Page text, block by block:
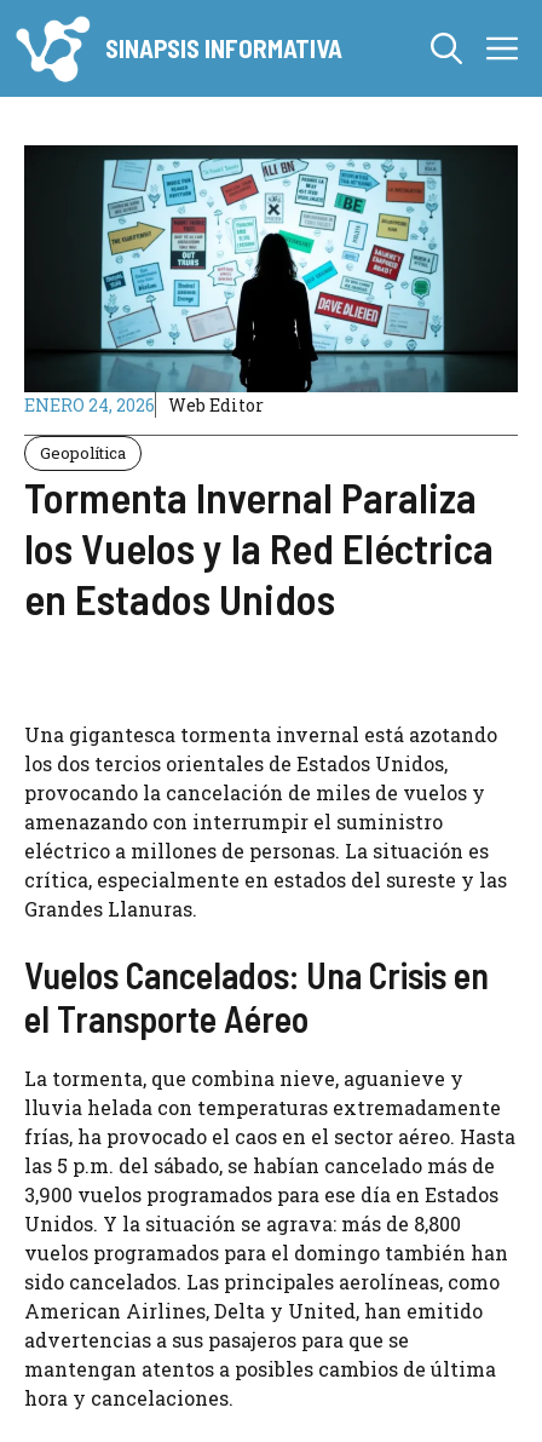
al
contenido
SINAPSIS INFORMATIVA
ENERO 24, 2026 Web Editor
Geopolítica
Tormenta Invernal Paraliza
los Vuelos y la Red Eléctrica
en Estados Unidos
Una gigantesca tormenta invernal está azotando
los dos tercios orientales de Estados Unidos,
provocando la cancelación de miles de vuelos y
amenazando con interrumpir el suministro
eléctrico a millones de personas. La situación es
crítica, especialmente en estados del sureste y las
Grandes Llanuras.
Vuelos Cancelados: Una Crisis en
el Transporte Aéreo
La tormenta, que combina nieve, aguanieve y
lluvia helada con temperaturas extremadamente
frías, ha provocado el caos en el sector aéreo. Hasta
las 5 p.m. del sábado, se habían cancelado más de
3,900 vuelos programados para ese día en Estados
Unidos. Y la situación se agrava: más de 8,800
vuelos programados para el domingo también han
sido cancelados. Las principales aerolíneas, como
American Airlines, Delta y United, han emitido
advertencias a sus pasajeros para que se
mantengan atentos a posibles cambios de última
hora y cancelaciones.